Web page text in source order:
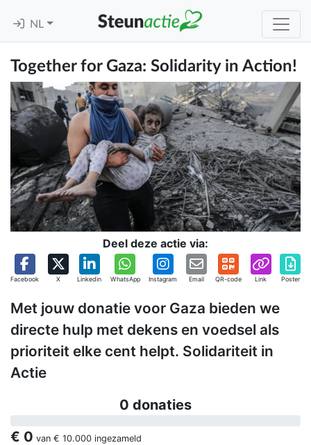
NL
Together for Gaza: Solidarity in Action!
Deel deze actie via:
Facebook X Linkedin WhatsApp Instagram Email QR-code Link Poster
Met jouw donatie voor Gaza bieden we
directe hulp met dekens en voedsel als
prioriteit elke cent helpt. Solidariteit in
Actie
0 donaties
€ 0 van € 10.000 ingezameld